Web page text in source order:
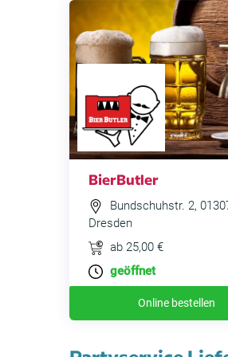
BierButler
Bundschuhstr. 2,
Dresden
ab 25,00 €
geöffnet
Online bestellen